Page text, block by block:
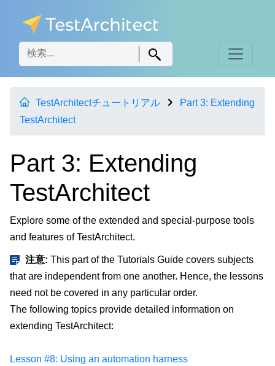
TestArchitectチュートリアル
Part 3: Extending
TestArchitect
Part 3: Extending
TestArchitect
Explore some of the extended and special-purpose tools
and features of TestArchitect.
注意: This part of the Tutorials Guide covers subjects
that are independent from one another. Hence, the lessons
need not be covered in any particular order.
The following topics provide detailed information on
extending TestArchitect:
Lesson #8: Using an automation harness